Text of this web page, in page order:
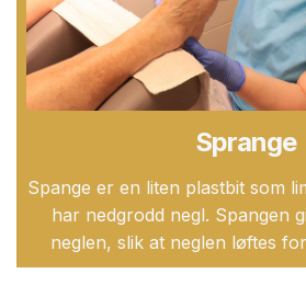
Sprange
Spange er en liten plastbit som
har nedgrodd negl. Spangen
neglen, slik at neglen løftes